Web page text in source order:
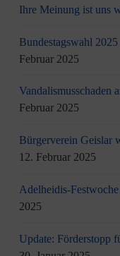
Ihre Meinung ist uns
Bundestagswahl
Februar 2025
Vandalismusschaden
Februar 2025
Bürgerverein Geislar
12. Februar 2025
Adelheidis-
2025
Update: Förderstopp